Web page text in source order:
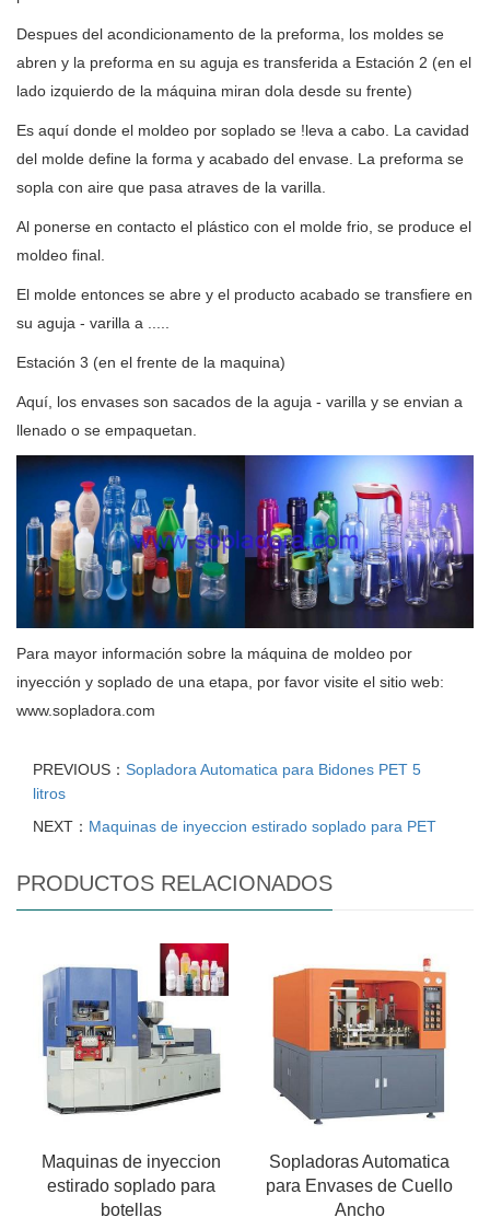
Despues del acondicionamento de la preforma, los moldes se
abren y la preforma en su aguja es transferida a Estación 2 (en el
lado izquierdo de la máquina miran dola desde su frente)
Es aquí donde el moldeo por soplado se !leva a cabo. La cavidad
del molde define la forma y acabado del envase. La preforma se
sopla con aire que pasa atraves de la varilla.
Al ponerse en contacto el plástico con el molde frio, se produce el
moldeo final.
El molde entonces se abre y el producto acabado se transfiere en
su aguja - varilla a .....
Estación 3 (en el frente de la maquina)
Aquí, los envases son sacados de la aguja - varilla y se envian a
llenado o se empaquetan.
Para mayor información sobre la máquina de moldeo por
inyección y soplado de una etapa, por favor visite el sitio web:
www.sopladora.com
PREVIOUS： Sopladora Automatica para Bidones PET 5
litros
NEXT： Maquinas de inyeccion estirado soplado para PET
PRODUCTOS RELACIONADOS
Maquinas de inyeccion
estirado soplado para
botellas
Sopladoras Automatica
para Envases de Cuello
Ancho